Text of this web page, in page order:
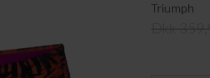
Triumph